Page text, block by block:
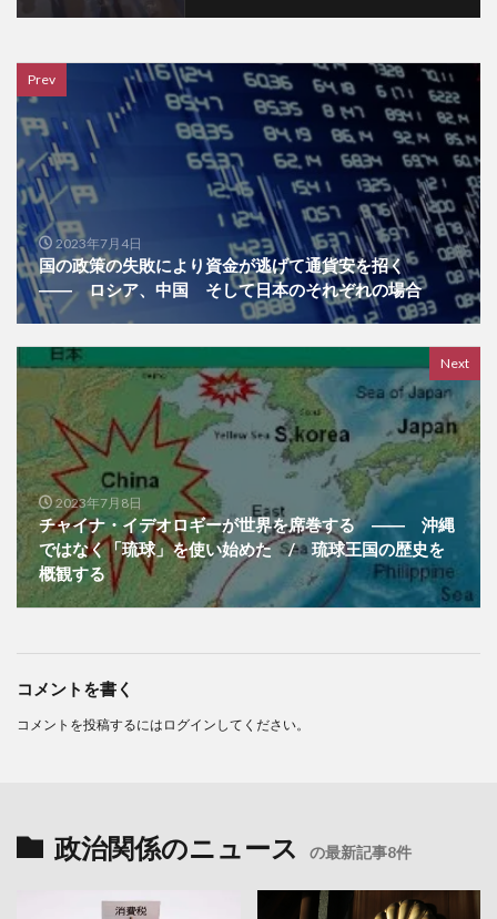
Prev
2023年7月4日
国の政策の失敗により資金が逃げて通貨安を招く
―― ロシア、中国 そして日本のそれぞれの場合
Next
2023年7月8日
チャイナ・イデオロギーが世界を席巻する ―― 沖縄
ではなく「琉球」を使い始めた / 琉球王国の歴史を
概観する
コメントを書く
コメントを投稿するには ログイン してください。
政治関係のニュース の最新記事8件